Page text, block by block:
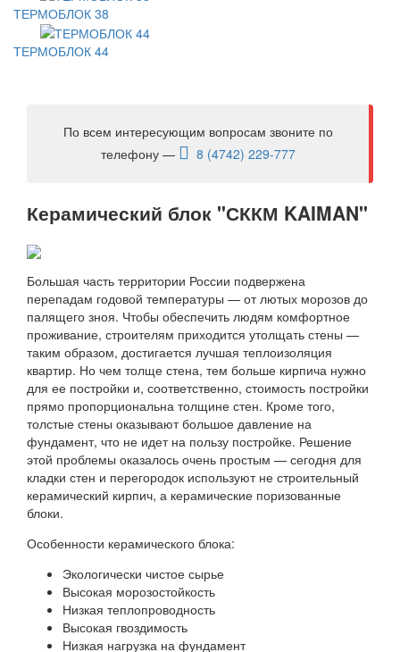
ТЕРМОБЛОК 38
ТЕРМОБЛОК 44
По всем интересующим вопросам звоните по
телефону —
8 (4742) 229-777
Керамический блок "СККМ KAIMAN"
Большая часть территории России подвержена
перепадам годовой температуры — от лютых морозов до
палящего зноя. Чтобы обеспечить людям комфортное
проживание, строителям приходится утолщать стены —
таким образом, достигается лучшая теплоизоляция
квартир. Но чем толще стена, тем больше кирпича нужно
для ее постройки и, соответственно, стоимость постройки
прямо пропорциональна толщине стен. Кроме того,
толстые стены оказывают большое давление на
фундамент, что не идет на пользу постройке. Решение
этой проблемы оказалось очень простым — сегодня для
кладки стен и перегородок используют не строительный
керамический кирпич, а керамические поризованные
блоки.
Особенности керамического блока:
Экологически чистое сырье
Высокая морозостойкость
Низкая теплопроводность
Высокая гвоздимость
Низкая нагрузка на фундамент